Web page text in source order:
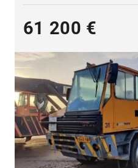
61 200 €